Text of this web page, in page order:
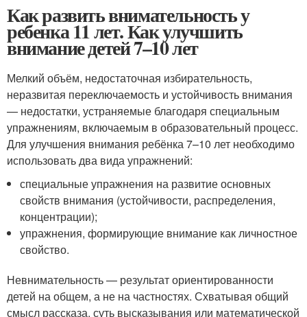
Как развить внимательность у
ребенка 11 лет. Как улучшить
внимание детей 7–10 лет
Мелкий объём, недостаточная избирательность,
неразвитая переключаемость и устойчивость внимания
— недостатки, устраняемые благодаря специальным
упражнениям, включаемым в образовательный процесс.
Для улучшения внимания ребёнка 7–10 лет необходимо
использовать два вида упражнений:
специальные упражнения на развитие основных
свойств внимания (устойчивости, распределения,
концентрации);
упражнения, формирующие внимание как личностное
свойство.
Невнимательность — результат ориентированности
детей на общем, а не на частностях. Схватывая общий
смысл рассказа, суть высказывания или математической